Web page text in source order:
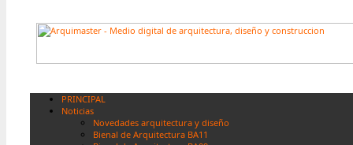
PRINCIPAL
Noticias
Novedades arquitectura y diseño
Bienal de Arquitectura BA11